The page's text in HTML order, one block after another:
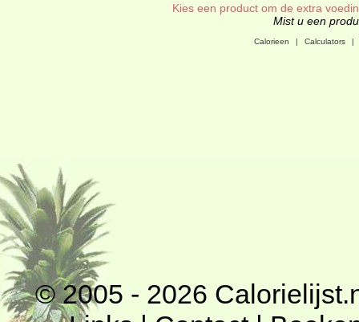
Kies een product om de extra
Mist u een
Calorieen | Calculators |
© 2005 - 2026